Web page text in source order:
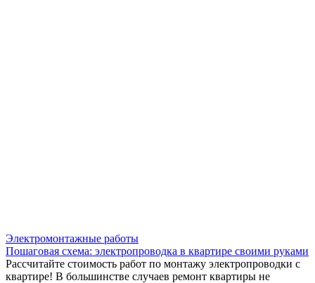
Электромонтажные работы
Пошаговая схема: электропроводка в квартире своими руками
Рассчитайте стоимость работ по монтажу электропроводки с
квартире! В большинстве случаев ремонт квартиры не